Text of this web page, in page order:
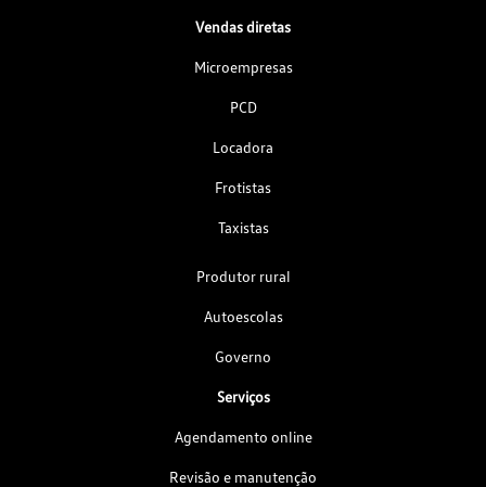
Vendas diretas
Microempresas
PCD
Locadora
Frotistas
Taxistas
Produtor rural
Autoescolas
Governo
Serviços
Agendamento online
Revisão e manutenção